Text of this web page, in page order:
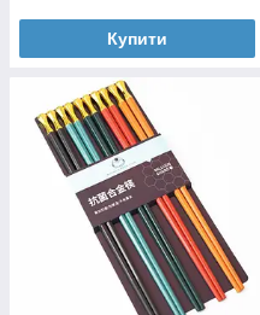
Купити